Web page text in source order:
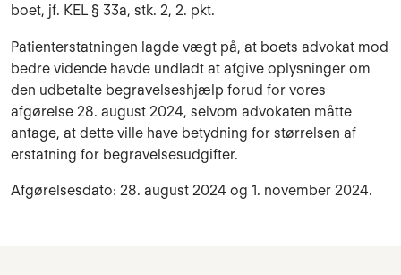
boet, jf. KEL § 33a, stk. 2, 2. pkt.
Patienterstatningen lagde vægt på, at boets advokat mod
bedre vidende havde undladt at afgive oplysninger om
den udbetalte begravelseshjælp forud for vores
afgørelse 28. august 2024, selvom advokaten måtte
antage, at dette ville have betydning for størrelsen af
erstatning for begravelsesudgifter.
Afgørelsesdato: 28. august 2024 og 1. november 2024.